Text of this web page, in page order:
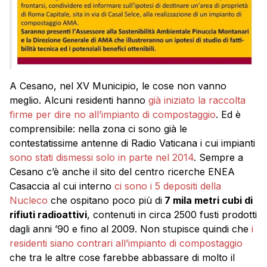
A Cesano, nel XV Municipio, le cose non vanno
meglio. Alcuni residenti hanno già iniziato la raccolta
firme per dire no all’impianto di compostaggio. Ed è
comprensibile: nella zona ci sono già le
contestatissime antenne di Radio Vaticana i cui impianti
sono stati dismessi solo in parte nel 2014. Sempre a
Cesano c’è anche il sito del centro ricerche ENEA
Casaccia al cui interno ci sono i 5 depositi della
Nucleco che ospitano poco più di 7 mila metri cubi di
rifiuti radioattivi, contenuti in circa 2500 fusti prodotti
dagli anni ’90 e fino al 2009. Non stupisce quindi che i
residenti siano contrari all’impianto di compostaggio
che tra le altre cose farebbe abbassare di molto il